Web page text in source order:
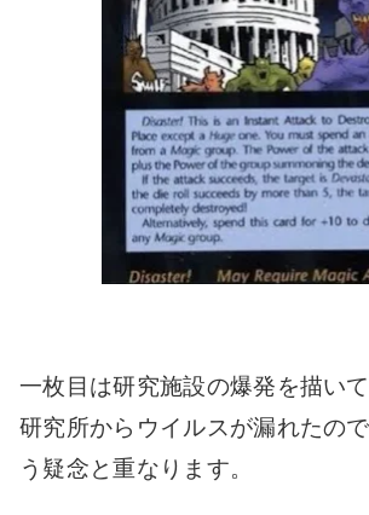
一枚目は研究施設の爆発を描い
研究所からウイルスが漏れたの
う疑念と重なります。